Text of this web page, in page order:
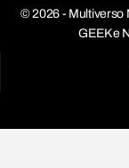
© 2026 - Multiverso
GEEK e